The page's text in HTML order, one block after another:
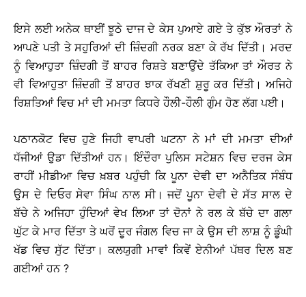
ਇਸੇ ਲਈ ਅਨੇਕ ਥਾਈਂ ਝੂਠੇ ਦਾਜ ਦੇ ਕੇਸ ਪੁਆਏ ਗਏ ਤੇ ਕੁੱਝ ਔਰਤਾਂ ਨੇ
ਆਪਣੇ ਪਤੀ ਤੇ ਸਹੁਰਿਆਂ ਦੀ ਜ਼ਿੰਦਗੀ ਨਰਕ ਬਣਾ ਕੇ ਰੱਖ ਦਿੱਤੀ। ਮਰਦ
ਨੂੰ ਵਿਆਹੁਤਾ ਜ਼ਿੰਦਗੀ ਤੋਂ ਬਾਹਰ ਰਿਸ਼ਤੇ ਬਣਾਉਂਦੇ ਤੱਕਿਆ ਤਾਂ ਔਰਤ ਨੇ
ਵੀ ਵਿਆਹੁਤਾ ਜ਼ਿੰਦਗੀ ਤੋਂ ਬਾਹਰ ਝਾਕ ਰੱਖਣੀ ਸ਼ੁਰੂ ਕਰ ਦਿੱਤੀ। ਅਜਿਹੇ
ਰਿਸ਼ਤਿਆਂ ਵਿਚ ਮਾਂ ਦੀ ਮਮਤਾ ਕਿਧਰੇ ਹੌਲੀ-ਹੌਲੀ ਗੁੰਮ ਹੋਣ ਲੱਗ ਪਈ।
ਪਠਾਨਕੋਟ ਵਿਚ ਹੁਣੇ ਜਿਹੀ ਵਾਪਰੀ ਘਟਨਾ ਨੇ ਮਾਂ ਦੀ ਮਮਤਾ ਦੀਆਂ
ਧੱਜੀਆਂ ਉਡਾ ਦਿੱਤੀਆਂ ਹਨ। ਇੰਦੌਰਾ ਪੁਲਿਸ ਸਟੇਸ਼ਨ ਵਿਚ ਦਰਜ ਕੇਸ
ਰਾਹੀਂ ਮੀਡੀਆ ਵਿਚ ਖ਼ਬਰ ਪਹੁੰਚੀ ਕਿ ਪੂਨਾ ਦੇਵੀ ਦਾ ਅਨੈਤਿਕ ਸੰਬੰਧ
ਉਸ ਦੇ ਦਿਓਰ ਸੇਵਾ ਸਿੰਘ ਨਾਲ ਸੀ। ਜਦੋਂ ਪੂਨਾ ਦੇਵੀ ਦੇ ਸੱਤ ਸਾਲ ਦੇ
ਬੱਚੇ ਨੇ ਅਜਿਹਾ ਹੁੰਦਿਆਂ ਵੇਖ ਲਿਆ ਤਾਂ ਦੋਨਾਂ ਨੇ ਰਲ ਕੇ ਬੱਚੇ ਦਾ ਗਲਾ
ਘੁੱਟ ਕੇ ਮਾਰ ਦਿੱਤਾ ਤੇ ਘਰੋਂ ਦੂਰ ਜੰਗਲ ਵਿਚ ਜਾ ਕੇ ਉਸ ਦੀ ਲਾਸ਼ ਨੂੰ ਡੂੰਘੀ
ਖੱਡ ਵਿਚ ਸੁੱਟ ਦਿੱਤਾ। ਕਲਯੁਗੀ ਮਾਵਾਂ ਕਿਵੇਂ ਏਨੀਆਂ ਪੱਥਰ ਦਿਲ ਬਣ
ਗਈਆਂ ਹਨ ?